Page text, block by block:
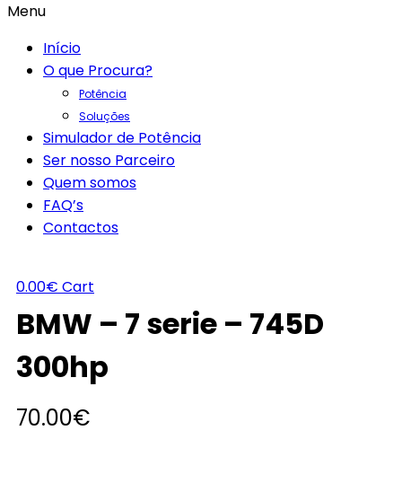
Menu
Início
O que Procura?
Potência
Soluções
Simulador de Potência
Ser nosso Parceiro
Quem somos
FAQ’s
Contactos
0.00€ Cart
BMW – 7 serie – 745D
300hp
70.00€